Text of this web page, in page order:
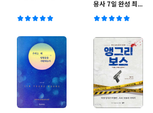
용사 7일 완성 최
+ 이론정리 해설